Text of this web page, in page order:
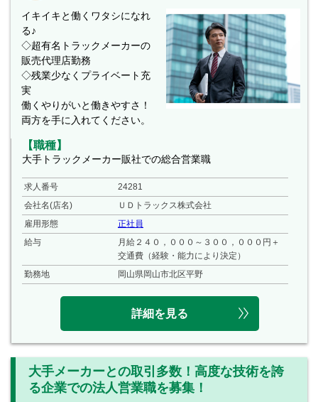
イキイキと働くワタシになれ
る♪
◇超有名トラックメーカーの
販売代理店勤務
◇残業少なくプライベート充
実
働くやりがいと働きやすさ！
両方を手に入れてください。
【職種】
大手トラックメーカー販社での総合営業職
求人番号
24281
会社名(店名)
ＵＤトラックス株式会社
雇用形態
正社員
給与
月給２４０，０００～３００，０００円＋
交通費（経験・能力により決定）
勤務地
岡山県岡山市北区平野
詳細を見る
大手メーカーとの取引多数！高度な技術を誇
る企業での法人営業職を募集！